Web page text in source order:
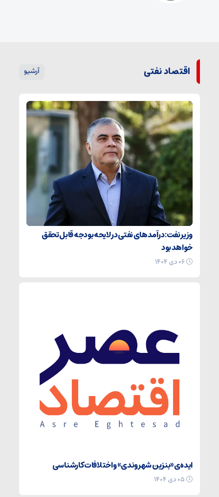
اقتصاد نفتی آرشیو
وزیر نفت: درآمدهای نفتی در لایحه بودجه قابل تحقق
خواهد بود
ایده‌ی «بنزین شهروندی» و اختلافات کارشناسی